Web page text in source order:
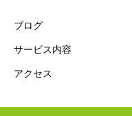
ブログ
サービス内容
アクセス